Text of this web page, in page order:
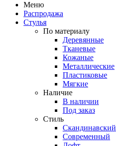
Меню
Распродажа
Стулья
По материалу
Деревянные
Тканевые
Кожаные
Металлические
Пластиковые
Мягкие
Наличие
В наличии
Под заказ
Стиль
Скандинавский
Современный